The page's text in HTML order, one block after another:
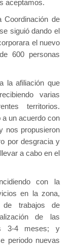
de Mercat i
d’Estudis Tècnics
2019-2021
2019
2018 y 2019
de Crèdit 2013
aceptamos.
de
siguió dando el
el nuevo
600 personas
la afiliación que
varias
territorios.
un acuerdo con
nos propusieron
por desgracia y
a cabo en el
con la
en la zona,
de trabajos de
de las
3-4 meses; y
periodo nuevas